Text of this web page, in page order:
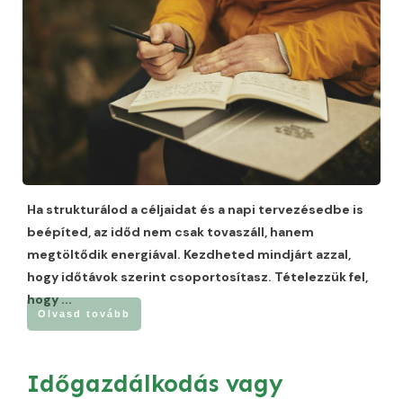
Ha strukturálod a céljaidat és a napi tervezésedbe is
beépíted, az időd nem csak tovaszáll, hanem
megtöltődik energiával. Kezdheted mindjárt azzal,
hogy időtávok szerint csoportosítasz. Tételezzük fel,
hogy...
Olvasd tovább
Időgazdálkodás vagy